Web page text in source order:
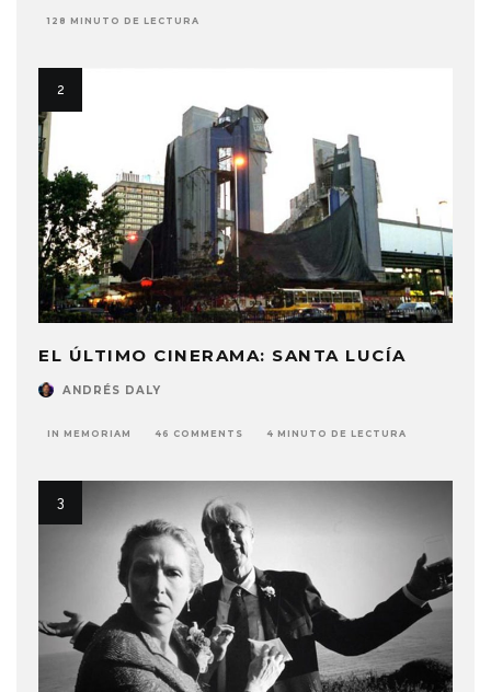
128 MINUTO DE LECTURA
EL ÚLTIMO CINERAMA: SANTA LUCÍA
ANDRÉS DALY
IN MEMORIAM 46 COMMENTS 4 MINUTO DE LECTURA